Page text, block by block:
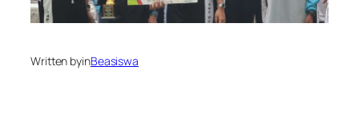
Written byinBeasiswa